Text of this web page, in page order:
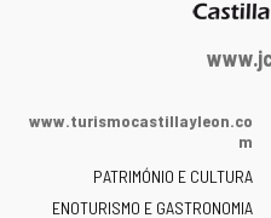
Portal
Junta
Castilla
www.turismocastillayleon.co
m
PATRIMÓNIO E CULTURA
ENOTURISMO E GASTRONOMIA